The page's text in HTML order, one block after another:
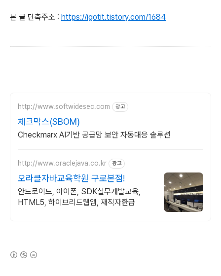
본 글 단축주소 : https://igotit.tistory.com/1684
http://www.softwidesec.com 광고
체크막스(SBOM)
Checkmarx AI기반 공급망 보안 자동대응 솔루션
http://www.oraclejava.co.kr 광고
오라클자바교육학원 구로본점!
안드로이드, 아이폰, SDK실무개발교육,
HTML5, 하이브리드웹앱, 재직자환급